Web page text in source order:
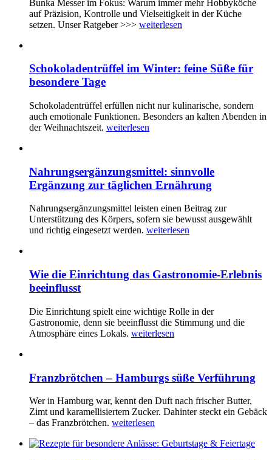
Bunka Messer im Fokus: Warum immer mehr Hobbyköche
auf Präzision, Kontrolle und Vielseitigkeit in der Küche
setzen. Unser Ratgeber >>> weiterlesen
Schokoladentrüffel im Winter: feine Süße für
besondere Tage
Schokoladentrüffel erfüllen nicht nur kulinarische, sondern
auch emotionale Funktionen. Besonders an kalten Abenden in
der Weihnachtszeit. weiterlesen
Nahrungsergänzungsmittel: sinnvolle
Ergänzung zur täglichen Ernährung
Nahrungsergänzungsmittel leisten einen Beitrag zur
Unterstützung des Körpers, sofern sie bewusst ausgewählt
und richtig eingesetzt werden. weiterlesen
Wie die Einrichtung das Gastronomie-Erlebnis
beeinflusst
Die Einrichtung spielt eine wichtige Rolle in der
Gastronomie, denn sie beeinflusst die Stimmung und die
Atmosphäre eines Lokals. weiterlesen
Franzbrötchen – Hamburgs süße Verführung
Wer in Hamburg war, kennt den Duft nach frischer Butter,
Zimt und karamellisiertem Zucker. Dahinter steckt ein Gebäck
– das Franzbrötchen. weiterlesen